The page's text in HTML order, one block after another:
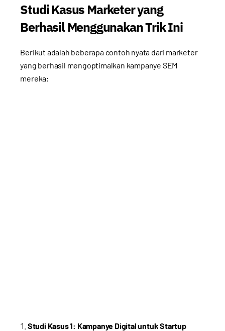
Studi Kasus Marketer yang
Berhasil Menggunakan Trik Ini
Berikut adalah beberapa contoh nyata dari marketer
yang berhasil mengoptimalkan kampanye SEM
mereka:
Studi Kasus 1: Kampanye Digital untuk Startup